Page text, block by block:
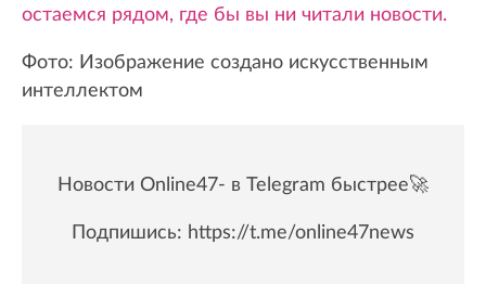
остаемся рядом, где бы вы ни читали новости.
Фото: Изображение создано искусственным
интеллектом
Новости Online47- в Telegram быстрее🚀
Подпишись: https://t.me/online47news